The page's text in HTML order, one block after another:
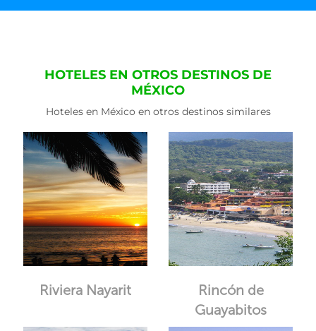
HOTELES EN OTROS DESTINOS DE
MÉXICO
Hoteles en México en otros destinos similares
Riviera Nayarit
Rincón de
Guayabitos